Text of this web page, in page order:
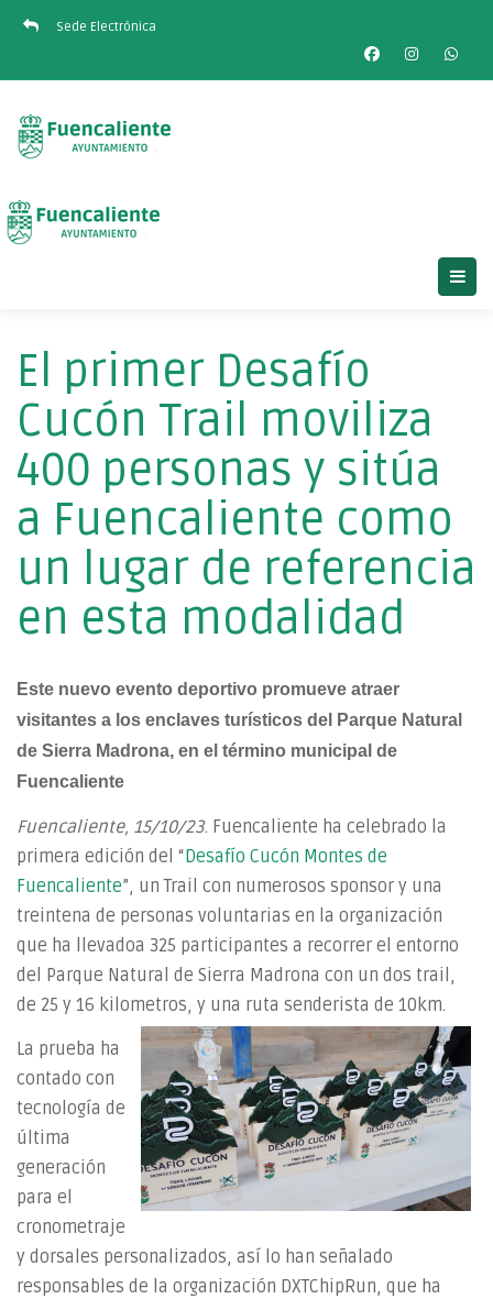
Sede Electrónica
El primer Desafío
Cucón Trail moviliza
400 personas y sitúa
a Fuencaliente como
un lugar de referencia
en esta modalidad
Este nuevo evento deportivo promueve atraer
visitantes a los enclaves turísticos del Parque Natural
de Sierra Madrona, en el término municipal de
Fuencaliente
Fuencaliente, 15/10/23. Fuencaliente ha celebrado la
primera edición del “Desafío Cucón Montes de
Fuencaliente”, un Trail con numerosos sponsor y una
treintena de personas voluntarias en la organización
que ha llevadoa 325 participantes a recorrer el entorno
del Parque Natural de Sierra Madrona con un dos trail,
de 25 y 16 kilometros, y una ruta senderista de 10km.
La prueba ha
contado con
tecnología de
última
generación
para el
cronometraje
y dorsales personalizados, así lo han señalado
responsables de la organización DXTChipRun, que ha